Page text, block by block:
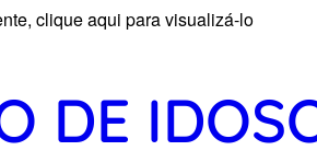
clique aqui para visualizá-lo
DE